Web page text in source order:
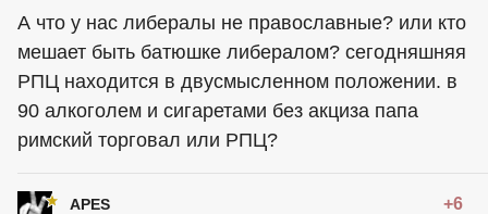
А что у нас либералы не православные? или кто
мешает быть батюшке либералом? сегодняшняя
РПЦ находится в двусмысленном положении. в
90 алкоголем и сигаретами без акциза папа
римский торговал или РПЦ?
APES +6